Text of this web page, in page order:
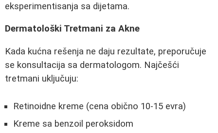
eksperimentisanja sa dijetama.
Dermatološki Tretmani za Akne
Kada kućna rešenja ne daju rezultate, preporučuje
se konsultacija sa dermatologom. Najčešći
tretmani uključuju:
Retinoidne kreme (cena obično 10-15 evra)
Kreme sa benzoil peroksidom